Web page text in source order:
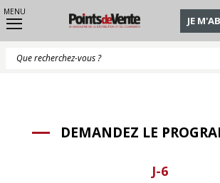
MENU
JE
DEMANDEZ LE
J-6